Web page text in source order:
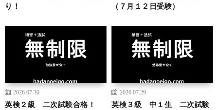
り！
（７月１２日受験）
2026.07.30
英検２級 二次試験合格！
2026.07.29
英検３級 中１生 二次試験